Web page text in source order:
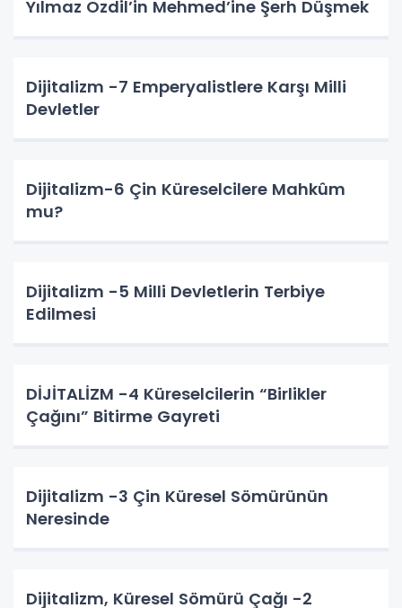
Yılmaz Özdil’in Mehmed’ine Şerh Düşmek
Dijitalizm -7 Emperyalistlere Karşı Milli
Devletler
Dijitalizm-6 Çin Küreselcilere Mahkûm
mu?
Dijitalizm -5 Milli Devletlerin Terbiye
Edilmesi
DİJİTALİZM -4 Küreselcilerin “Birlikler
Çağını” Bitirme Gayreti
Dijitalizm -3 Çin Küresel Sömürünün
Neresinde
Dijitalizm, Küresel Sömürü Çağı -2